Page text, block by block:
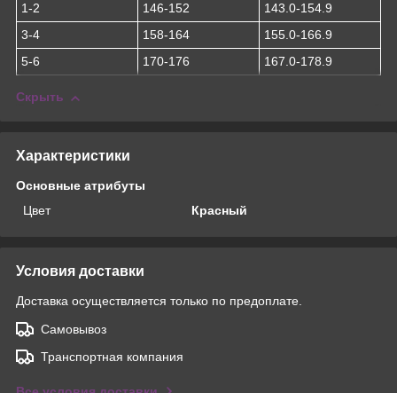
1-2
146-152
143.0-154.9
3-4
158-164
155.0-166.9
5-6
170-176 167.0-178.9
Скрыть
Характеристики
Основные атрибуты
Цвет
Красный
Условия доставки
Доставка осуществляется только по предоплате.
Самовывоз
Транспортная компания